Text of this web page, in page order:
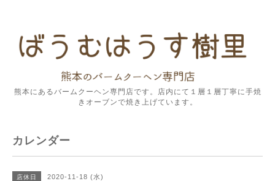
熊本にあるバームクーヘン専門店です。店内にて１層１層丁寧に手焼
きオーブンで焼き上げています。
カレンダー
店休日 2020-11-18 (水)